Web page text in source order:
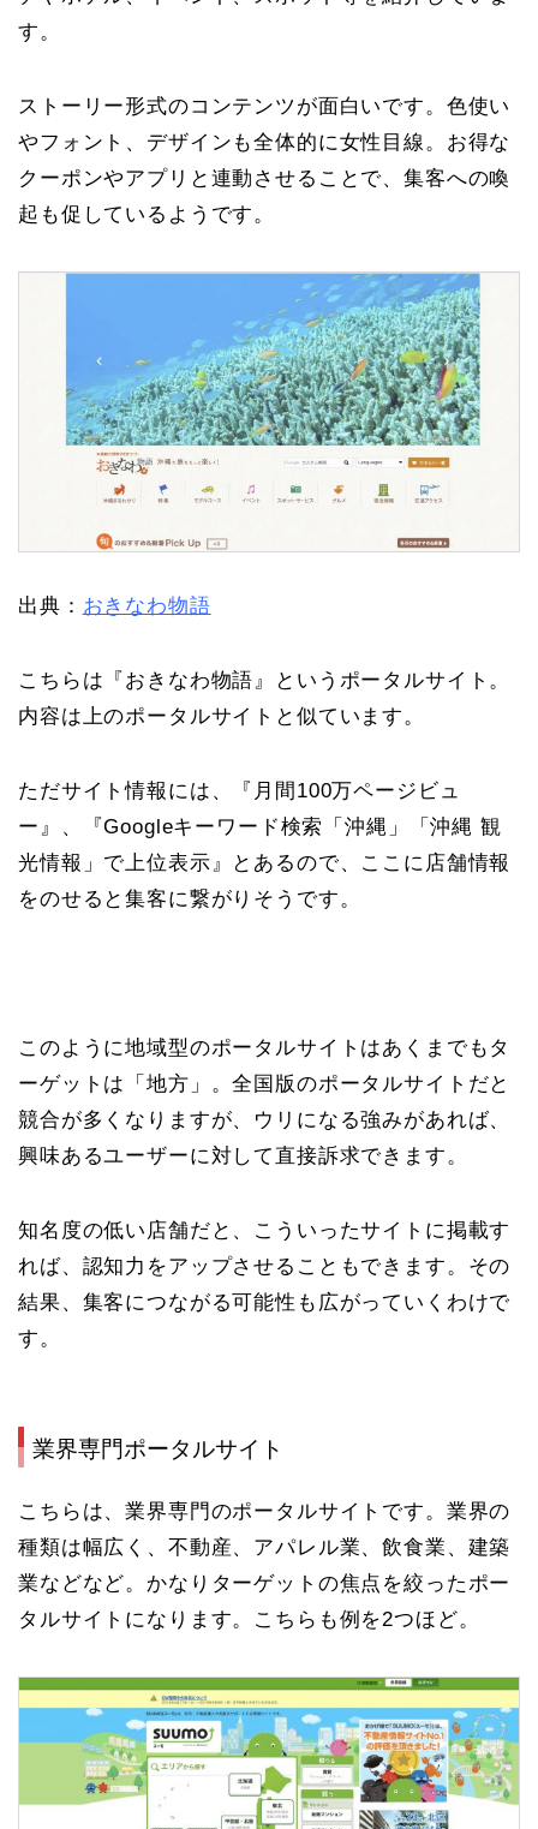
す。
ストーリー形式のコンテンツが面白いです。色使い
やフォント、デザインも全体的に女性目線。お得な
クーポンやアプリと連動させることで、集客への喚
起も促しているようです。
出典： おきなわ物語
こちらは『おきなわ物語』というポータルサイト。
内容は上のポータルサイトと似ています。
ただサイト情報には、『月間100万ページビュ
ー』、『Googleキーワード検索「沖縄」「沖縄 観
光情報」で上位表示』とあるので、ここに店舗情報
をのせると集客に繋がりそうです。
このように地域型のポータルサイトはあくまでもタ
ーゲットは「地方」。全国版のポータルサイトだと
競合が多くなりますが、ウリになる強みがあれば、
興味あるユーザーに対して直接訴求できます。
知名度の低い店舗だと、こういったサイトに掲載す
れば、認知力をアップさせることもできます。その
結果、集客につながる可能性も広がっていくわけで
す。
業界専門ポータルサイト
こちらは、業界専門のポータルサイトです。業界の
種類は幅広く、不動産、アパレル業、飲食業、建築
業などなど。 かなりターゲットの焦点を絞ったポー
タルサイト になります。こちらも例を2つほど。